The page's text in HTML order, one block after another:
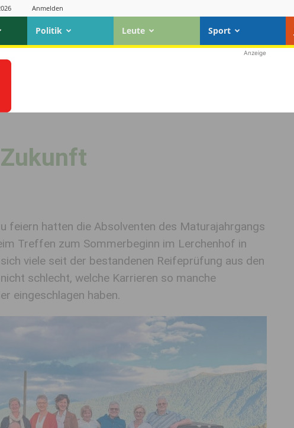
Anmelden
Politik Leute Sport
Anzeige
feiern hatten die Absolventen des Maturajahrgangs
Treffen zum Sommerbeginn im Lerchenhof in
viele seit der bestandenen Reifeprüfung aus den
schlecht, welche Karrieren so manche
eingeschlagen haben.